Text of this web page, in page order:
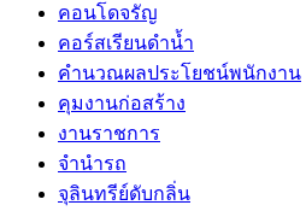
คอนโดจรัญ
คอร์สเรียนดำน้ำ
คำนวณผลประโยชน์พนักงาน
คุมงานก่อสร้าง
งานราชการ
จำนำรถ
จุลินทรีย์ดับกลิ่น